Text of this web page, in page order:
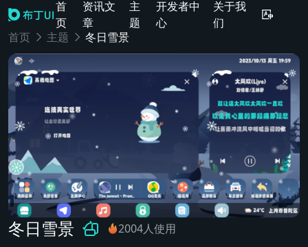
首
页
资讯文
章
主
题
开发者中
心
关于我
们
首页
主题 冬日雪景
冬日雪景
2004人使用